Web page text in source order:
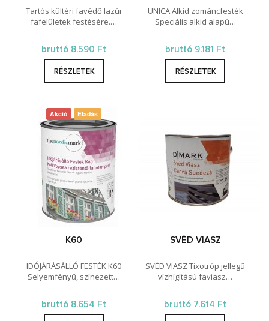
Tartós kültéri favédő lazúr
fafelületek festésére.…
bruttó 8.590 Ft
RÉSZLETEK
UNICA Alkid zománcfesték
Speciális alkid alapú…
bruttó 9.181 Ft
RÉSZLETEK
Akció Eladás
K60
IDÓJÁRÁSÁLLÓ FESTÉK K60
Selyemfényű, színezett…
bruttó 8.654 Ft
SVÉD VIASZ
SVÉD VIASZ Tixotróp jellegű
vízhígítású faviasz…
bruttó 7.614 Ft